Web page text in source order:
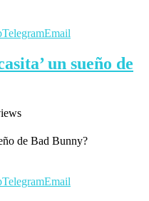
TelegramEmail
un sueño de
de Bad Bunny?
TelegramEmail